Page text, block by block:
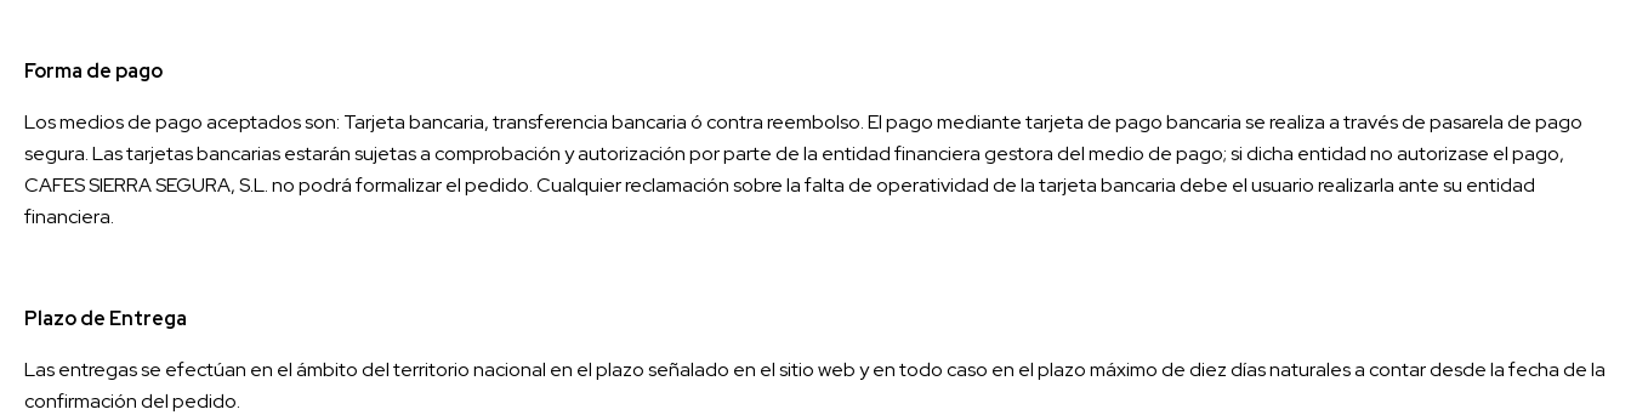
Forma de pago
Los medios de pago aceptados son: Tarjeta bancaria, transferencia bancaria ó contra reembolso. El pago mediante tarjeta de pago bancaria se realiza a través de pasarela de pago
segura. Las tarjetas bancarias estarán sujetas a comprobación y autorización por parte de la entidad financiera gestora del medio de pago; si dicha entidad no autorizase el pago,
CAFES SIERRA SEGURA, S.L. no podrá formalizar el pedido. Cualquier reclamación sobre la falta de operatividad de la tarjeta bancaria debe el usuario realizarla ante su entidad
financiera.
Plazo de Entrega
Las entregas se efectúan en el ámbito del territorio nacional en el plazo señalado en el sitio web y en todo caso en el plazo máximo de diez días naturales a contar desde la fecha de la
confirmación del pedido.